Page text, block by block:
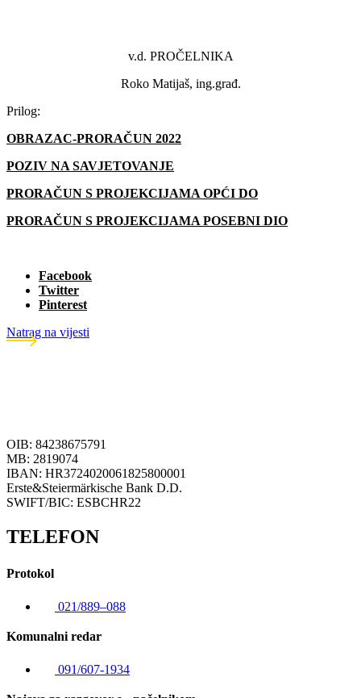
v.d. PROČELNIKA
Roko Matijaš, ing.građ.
Prilog:
OBRAZAC-PRORAČUN 2022
POZIV NA SAVJETOVANJE
PRORAČUN S PROJEKCIJAMA OPĆI DO
PRORAČUN S PROJEKCIJAMA POSEBNI DIO
Facebook
Twitter
Pinterest
Natrag na vijesti
OIB: 84238675791
MB: 2819074
IBAN: HR3724020061825800001
Erste&Steiermärkische Bank D.D.
SWIFT/BIC: ESBCHR22
TELEFON
Protokol
021/889–088
Komunalni redar
091/607-1934